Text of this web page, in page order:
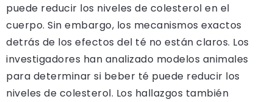
puede reducir los niveles de colesterol en el
cuerpo. Sin embargo, los mecanismos exactos
detrás de los efectos del té no están claros. Los
investigadores han analizado modelos animales
para determinar si beber té puede reducir los
niveles de colesterol. Los hallazgos también